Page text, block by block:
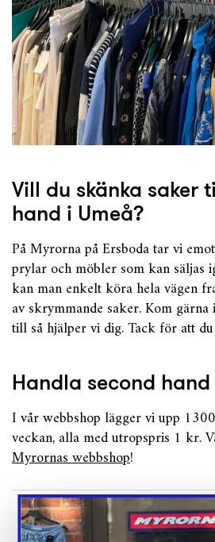
Vill du skänka saker
hand i Umeå?
På Myrorna på Ersboda tar vi
prylar och möbler som kan säljas
kan man enkelt köra hela vägen
av skrymmande saker. Kom
till så hjälper vi dig. Tack för att
Handla second
I vår webbshop lägger vi upp
veckan, alla med utropspris 1 kr.
Myrornas webbshop!